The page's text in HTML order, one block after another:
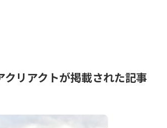
クリアクトが掲載された記事